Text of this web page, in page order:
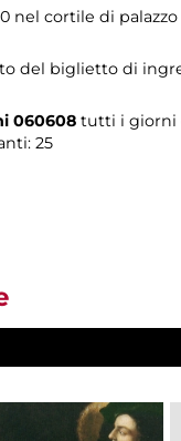
nel cortile di palazzo
del biglietto di
060608 tutti i giorni
25